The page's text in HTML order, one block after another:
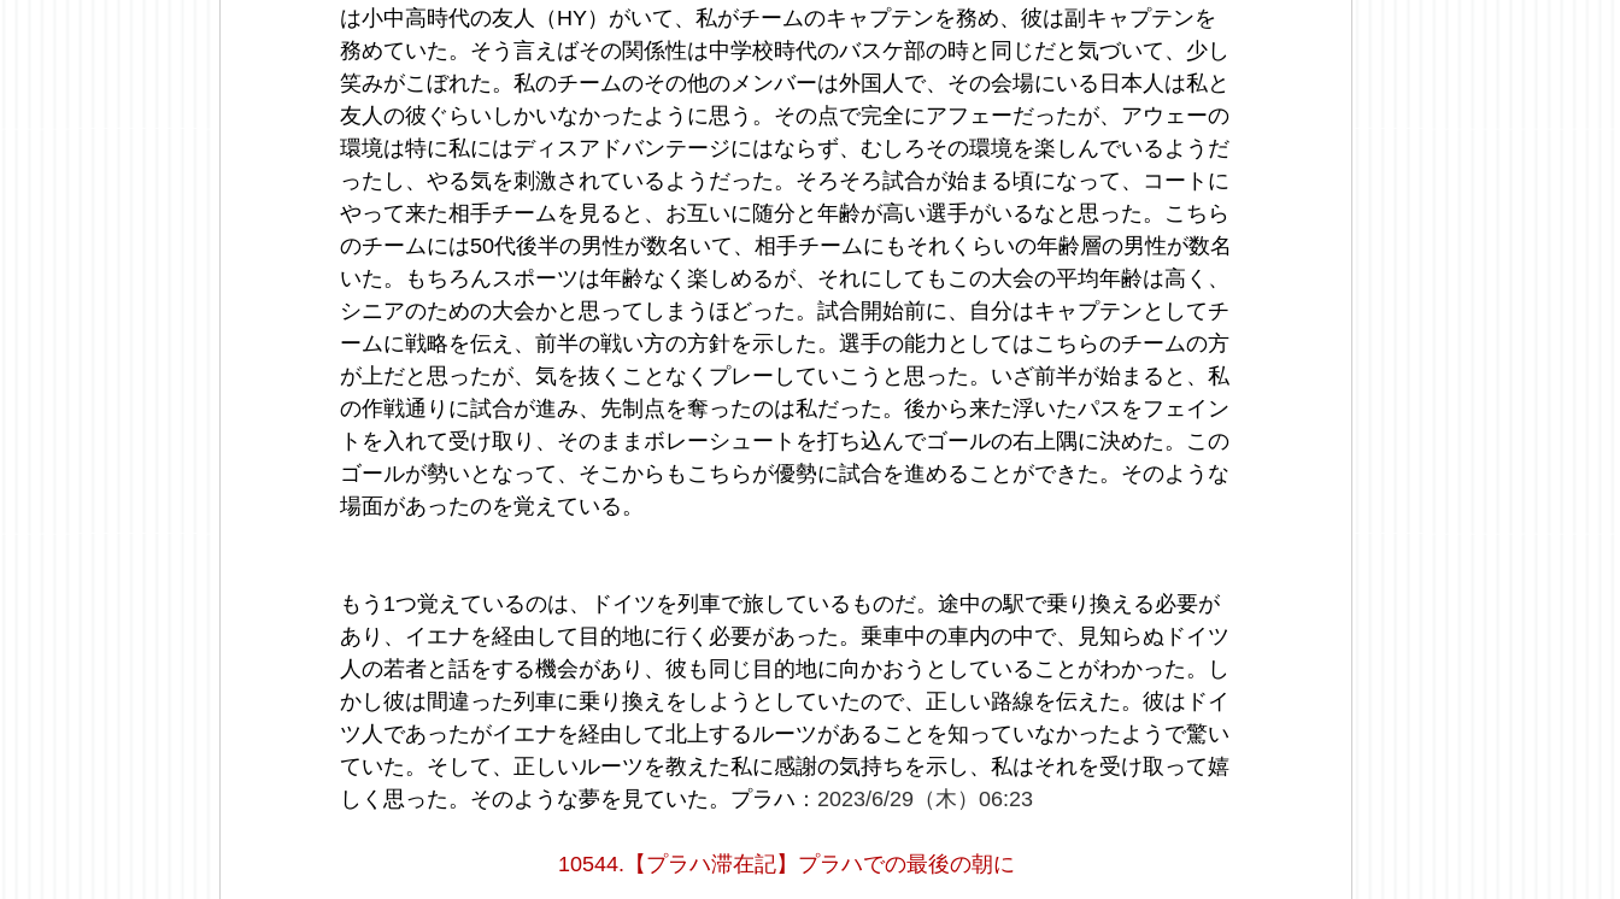
は小中高時代の友人（HY）がいて、私がチームのキャプテンを務め、彼は副キャプテンを
務めていた。そう言えばその関係性は中学校時代のバスケ部の時と同じだと気づいて、少し
笑みがこぼれた。私のチームのその他のメンバーは外国人で、その会場にいる日本人は私と
友人の彼ぐらいしかいなかったように思う。その点で完全にアフェーだったが、アウェーの
環境は特に私にはディスアドバンテージにはならず、むしろその環境を楽しんでいるようだ
ったし、やる気を刺激されているようだった。そろそろ試合が始まる頃になって、コートに
やって来た相手チームを見ると、お互いに随分と年齢が高い選手がいるなと思った。こちら
のチームには50代後半の男性が数名いて、相手チームにもそれくらいの年齢層の男性が数名
いた。もちろんスポーツは年齢なく楽しめるが、それにしてもこの大会の平均年齢は高く、
シニアのための大会かと思ってしまうほどった。試合開始前に、自分はキャプテンとしてチ
ームに戦略を伝え、前半の戦い方の方針を示した。選手の能力としてはこちらのチームの方
が上だと思ったが、気を抜くことなくプレーしていこうと思った。いざ前半が始まると、私
の作戦通りに試合が進み、先制点を奪ったのは私だった。後から来た浮いたパスをフェイン
トを入れて受け取り、そのままボレーシュートを打ち込んでゴールの右上隅に決めた。この
ゴールが勢いとなって、そこからもこちらが優勢に試合を進めることができた。そのような
場面があったのを覚えている。
もう1つ覚えているのは、ドイツを列車で旅しているものだ。途中の駅で乗り換える必要が
あり、イエナを経由して目的地に行く必要があった。乗車中の車内の中で、見知らぬドイツ
人の若者と話をする機会があり、彼も同じ目的地に向かおうとしていることがわかった。し
かし彼は間違った列車に乗り換えをしようとしていたので、正しい路線を伝えた。彼はドイ
ツ人であったがイエナを経由して北上するルーツがあることを知っていなかったようで驚い
ていた。そして、正しいルーツを教えた私に感謝の気持ちを示し、私はそれを受け取って嬉
しく思った。そのような夢を見ていた。プラハ ：2023/6/29（木）06:23
10544.【プラハ滞在記】プラハでの最後の朝に